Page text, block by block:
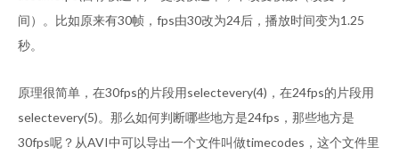
间）。比如原来有30帧，fps由30改为24后，播放时间变为1.25
秒。
原理很简单，在30fps的片段用selectevery(4)，在24fps的片段用
selectevery(5)。那么如何判断哪些地方是24fps，那些地方是
30fps呢？从AVI中可以导出一个文件叫做timecodes，这个文件里